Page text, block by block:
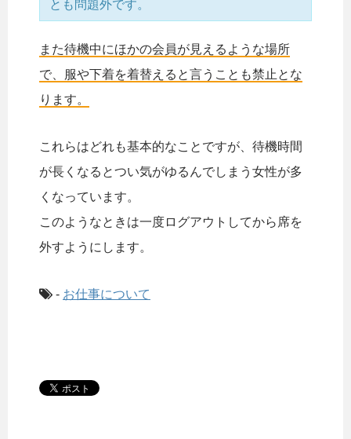
とも問題外です。
また待機中にほかの会員が見えるような場所
で、服や下着を着替えると言うことも禁止とな
ります。
これらはどれも基本的なことですが、待機時間
が長くなるとつい気がゆるんでしまう女性が多
くなっています。
このようなときは一度ログアウトしてから席を
外すようにします。
- お仕事について